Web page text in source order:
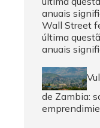
Wall Street
última
anuais
de Zambia: